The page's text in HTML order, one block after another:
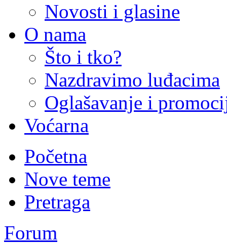
Novosti i glasine
O nama
Što i tko?
Nazdravimo luđacima
Oglašavanje i
Voćarna
Početna
Nove teme
Pretraga
Forum